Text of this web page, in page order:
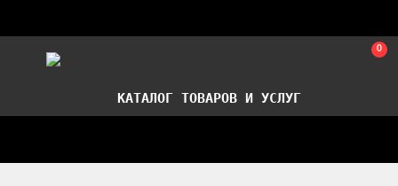
0
КАТАЛОГ ТОВАРОВ И УСЛУГ